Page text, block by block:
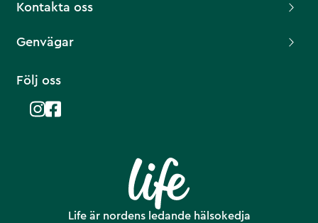
Life är nordens ledande hälsokedja
Kontakta oss
Genvägar
Följ oss